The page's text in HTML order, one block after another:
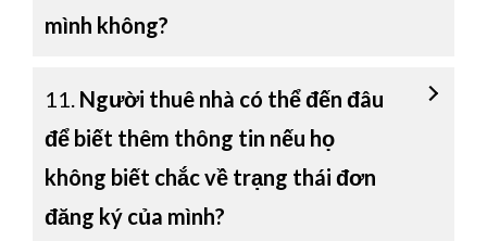
mình không?
11. Người thuê nhà có thể đến đâu
để biết thêm thông tin nếu họ
không biết chắc về trạng thái đơn
đăng ký của mình?